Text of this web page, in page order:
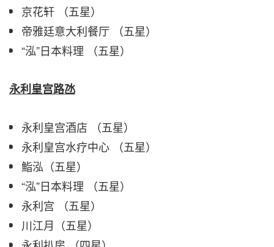
京花轩 （五星）
帝雅廷意大利餐厅 （五星）
“泓”日本料理 （五星）
永利皇宫路氹
永利皇宫酒店 （五星）
永利皇宫水疗中心 （五星）
鮨泓（五星）
“泓”日本料理 （五星）
永利宫 （五星）
川江月（五星）